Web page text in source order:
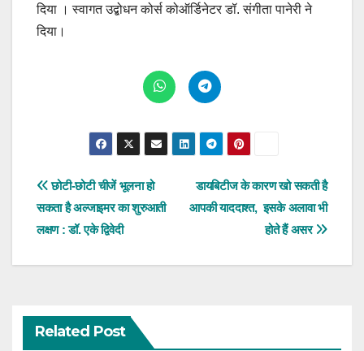
दिया । स्वागत उद्बोधन कोर्स कोऑर्डिनेटर डॉ. संगीता पानेरी ने
दिया।
Post
navigation
डायबिटीज के कारण खो सकती है
आपकी याददाश्त, इसके अलावा भी
होते हैं असर
छोटी-छोटी चीजें भूलना हो
सकता है अल्जाइमर का शुरुआती
लक्षण : डॉ. एके द्विवेदी
Related Post